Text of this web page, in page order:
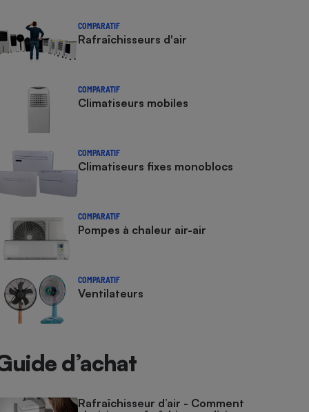
COMPARATIF
Rafraîchisseurs d'air
COMPARATIF
Climatiseurs mobiles
COMPARATIF
Climatiseurs fixes monoblocs
COMPARATIF
Pompes à chaleur air-air
COMPARATIF
Ventilateurs
d’achat
Rafraîchisseur d’air - Comment